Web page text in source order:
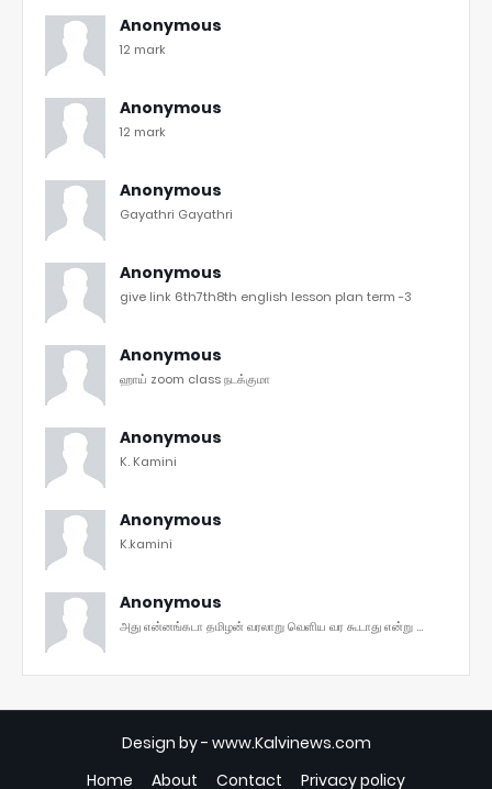
Anonymous
12 mark
Anonymous
12 mark
Anonymous
Gayathri Gayathri
Anonymous
give link 6th7th8th english lesson plan term -3
Anonymous
ஹாய் zoom class நடக்குமா
Anonymous
K. Kamini
Anonymous
K.kamini
Anonymous
அது என்னங்கடா தமிழன் வரலாறு வெளிய வர கூடாது என்று ...
Design by - www.Kalvinews.com
Home
About Contact Privacy policy